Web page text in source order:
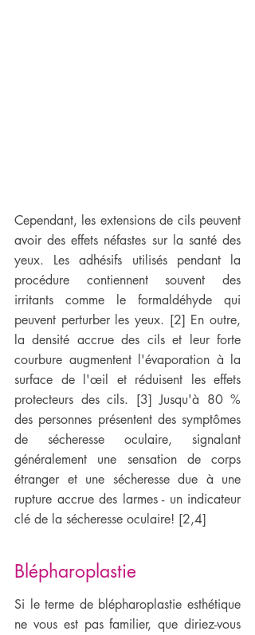
Cependant, les extensions de cils peuvent
avoir des effets néfastes sur la santé des
yeux. Les adhésifs utilisés pendant la
procédure contiennent souvent des
irritants comme le formaldéhyde qui
peuvent perturber les yeux. [2] En outre,
la densité accrue des cils et leur forte
courbure augmentent l'évaporation à la
surface de l'œil et réduisent les effets
protecteurs des cils. [3] Jusqu'à 80 %
des personnes présentent des symptômes
de sécheresse oculaire, signalant
généralement une sensation de corps
étranger et une sécheresse due à une
rupture accrue des larmes - un indicateur
clé de la sécheresse oculaire! [2,4]
Blépharoplastie
Si le terme de blépharoplastie esthétique
ne vous est pas familier, que diriez-vous